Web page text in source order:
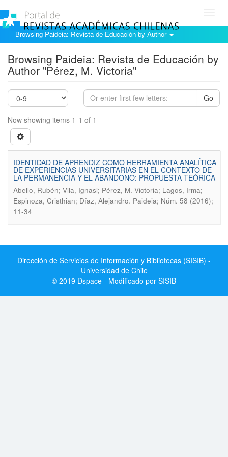
Browsing Paideia: Revista de Educación by Author
Browsing Paideia: Revista de Educación by
Author "Pérez, M. Victoria"
Go
Now showing items 1-1 of 1
IDENTIDAD DE APRENDIZ COMO HERRAMIENTA ANALÍTICA
DE EXPERIENCIAS UNIVERSITARIAS EN EL CONTEXTO DE
LA PERMANENCIA Y EL ABANDONO: PROPUESTA TEÓRICA
Abello, Rubén; Vila, Ignasi; Pérez, M. Victoria; Lagos, Irma;
Espinoza, Cristhian; Díaz, Alejandro. Paideia; Núm. 58 (2016);
11-34
Dirección de Servicios de Información y Bibliotecas (SISIB) -
Universidad de Chile
© 2019 Dspace - Modificado por SISIB